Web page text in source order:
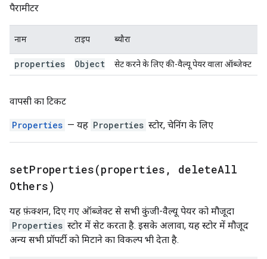
पैरामीटर
नाम टाइप ब्यौरा
properties Object सेट करने के लिए की-वैल्यू पेयर वाला ऑब्जेक्ट
वापसी का टिकट
Properties — यह Properties स्टोर, चेनिंग के लिए
setProperties(properties , deleteAll
Others)
यह फ़ंक्शन, दिए गए ऑब्जेक्ट से सभी कुंजी-वैल्यू पेयर को मौजूदा
Properties स्टोर में सेट करता है. इसके अलावा, यह स्टोर में मौजूद
अन्य सभी प्रॉपर्टी को मिटाने का विकल्प भी देता है.